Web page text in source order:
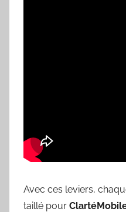
Avec ces leviers,
taillé pour